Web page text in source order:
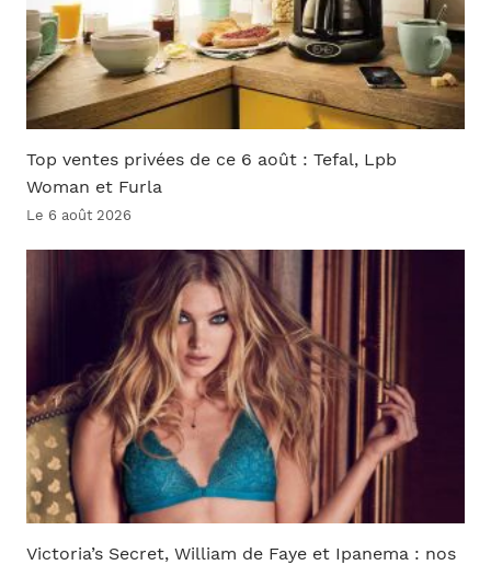
Top ventes privées de ce 6 août : Tefal, Lpb
Woman et Furla
Le 6 août 2026
Victoria’s Secret, William de Faye et Ipanema : nos